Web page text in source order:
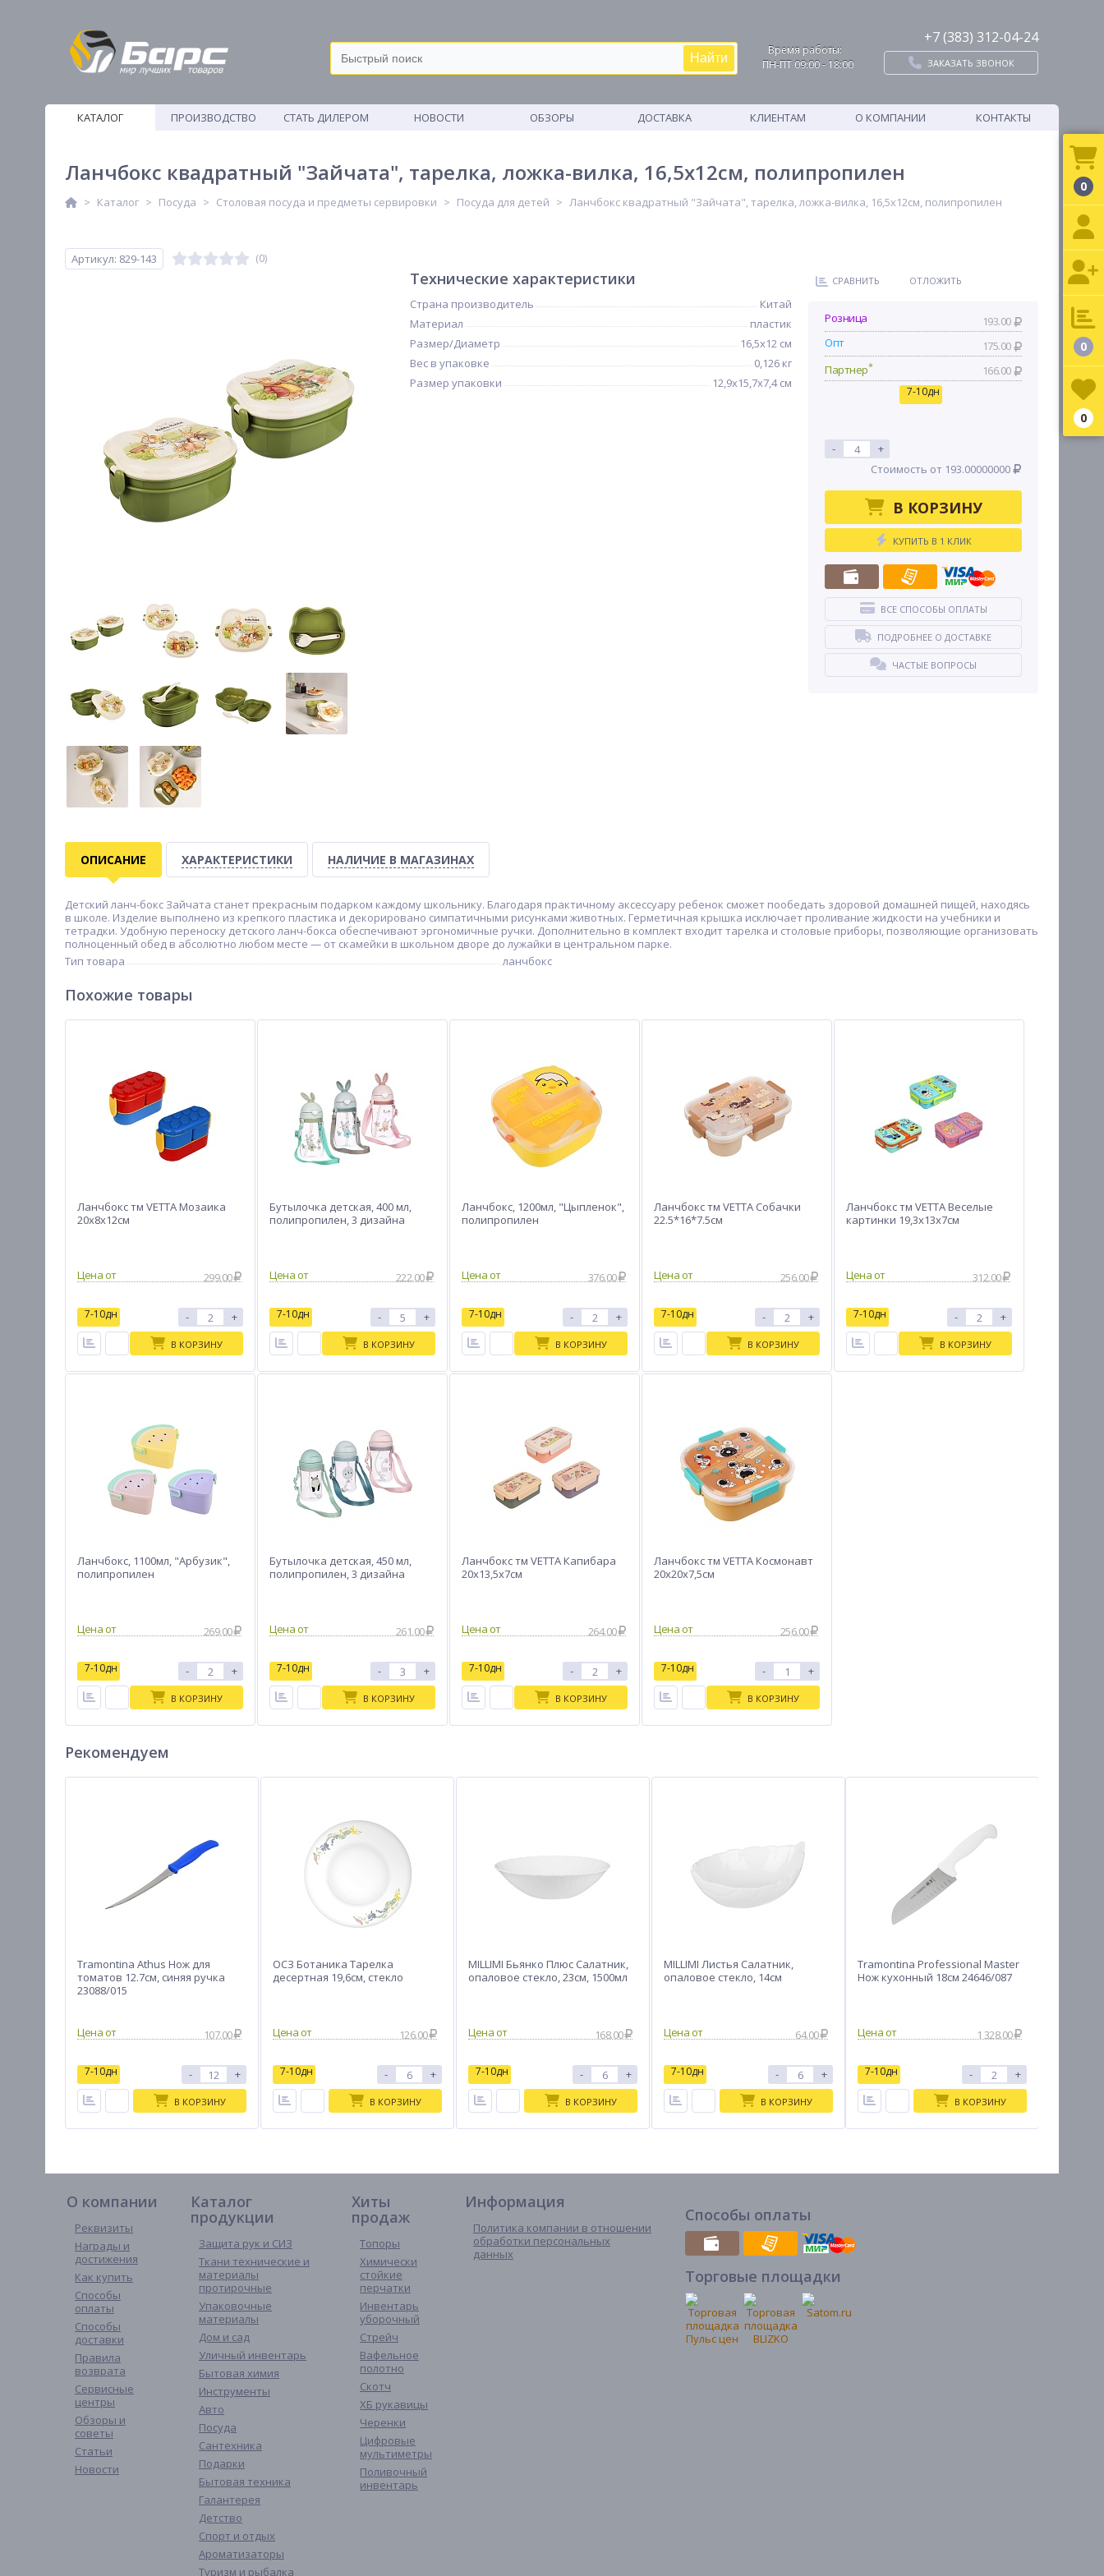
Найти
Время работы:
ПН-ПТ 09:00 - 18:00
+7 (383) 312-04-24
ЗАКАЗАТЬ ЗВОНОК
КАТАЛОГ
ПРОИЗВОДСТВО
СТАТЬ ДИЛЕРОМ НОВОСТИ ОБЗОРЫ ДОСТАВКА КЛИЕНТАМ О КОМПАНИИ КОНТАКТЫ
Ланчбокс квадратный "Зайчата", тарелка, ложка-вилка, 16,5х12см, полипропилен
Каталог Посуда Столовая посуда и предметы сервировки Посуда для детей Ланчбокс квадратный "Зайчата", тарелка, ложка-вилка, 16,5х12см, полипропилен
Артикул: 829-143 (0)
Технические характеристики
Страна производитель
Китай
Материал
пластик
Размер/Диаметр
16,5х12 см
Вес в упаковке
0,126 кг
Размер упаковки
12,9x15,7x7,4 см
СРАВНИТЬ ОТЛОЖИТЬ
Розница
193.00
Опт
175.00
Партнер* 166.00
7-10дн
-
+
Стоимость от 193.00000000
В КОРЗИНУ
КУПИТЬ В 1 КЛИК
ВСЕ СПОСОБЫ ОПЛАТЫ
ПОДРОБНЕЕ О ДОСТАВКЕ
ЧАСТЫЕ ВОПРОСЫ
ОПИСАНИЕ ХАРАКТЕРИСТИКИ НАЛИЧИЕ В МАГАЗИНАХ
Детский ланч-бокс Зайчата станет прекрасным подарком каждому школьнику. Благодаря практичному аксессуару ребенок сможет пообедать здоровой домашней пищей, находясь
в школе. Изделие выполнено из крепкого пластика и декорировано симпатичными рисунками животных. Герметичная крышка исключает проливание жидкости на учебники и
тетрадки. Удобную переноску детского ланч-бокса обеспечивают эргономичные ручки. Дополнительно в комплект входит тарелка и столовые приборы, позволяющие организовать
полноценный обед в абсолютно любом месте — от скамейки в школьном дворе до лужайки в центральном парке.
Тип товара
ланчбокс
Похожие товары
Ланчбокc тм VETTA Мозаика
20x8x12см
Цена от 299.00
7-10дн - +
В КОРЗИНУ
Бутылочка детская, 400 мл,
полипропилен, 3 дизайна
Цена от 222.00
7-10дн - +
В КОРЗИНУ
Ланчбокс, 1200мл, "Цыпленок",
полипропилен
Цена от 376.00
7-10дн - +
В КОРЗИНУ
Ланчбокc тм VETTA Собачки
22.5*16*7.5см
Цена от 256.00
7-10дн - +
В КОРЗИНУ
Ланчбокc тм VETTA Веселые
картинки 19,3x13x7см
Цена от 312.00
7-10дн - +
В КОРЗИНУ
Ланчбокс, 1100мл, "Арбузик",
полипропилен
Цена от 269.00
7-10дн - +
В КОРЗИНУ
Бутылочка детская, 450 мл,
полипропилен, 3 дизайна
Цена от 261.00
7-10дн - +
В КОРЗИНУ
Ланчбокc тм VETTA Капибара
20x13,5x7см
Цена от 264.00
7-10дн - +
В КОРЗИНУ
Ланчбокc тм VETTA Космонавт
20x20x7,5см
Цена от 256.00
7-10дн - +
В КОРЗИНУ
Рекомендуем
Tramontina Athus Нож для
томатов 12.7см, синяя ручка
23088/015
107.00
7-10дн - +
В КОРЗИНУ
ОСЗ Ботаника Тарелка
десертная 19,6см, стекло
126.00
7-10дн - +
В КОРЗИНУ
MILLIMI Бьянко Плюс Салатник,
опаловое стекло, 23см, 1500мл
168.00
7-10дн - +
В КОРЗИНУ
MILLIMI Листья Салатник,
опаловое стекло, 14см
64.00
7-10дн - +
В КОРЗИНУ
Tramontina Professional Master
Нож кухонный 18см 24646/087
1 328.00
7-10дн - +
В КОРЗИНУ
О компании
Реквизиты
Награды и
достижения
Как купить
Способы
оплаты
Способы
доставки
Правила
возврата
Сервисные
центры
Обзоры и
советы
Статьи
Новости
Каталог
продукции
Защита рук и СИЗ
Ткани технические и
материалы
протирочные
Упаковочные
материалы
Дом и сад
Уличный инвентарь
Бытовая химия
Инструменты
Авто
Посуда
Сантехника
Подарки
Бытовая техника
Галантерея
Детство
Спорт и отдых
Ароматизаторы
Туризм и рыбалка
Хиты
продаж
Топоры
Химически
стойкие
перчатки
Инвентарь
уборочный
Стрейч
Вафельное
полотно
Скотч
ХБ рукавицы
Черенки
Цифровые
мультиметры
Поливочный
инвентарь
Информация
Политика компании в отношении
обработки персональных
данных
Способы оплаты
Торговые площадки
0
0
0